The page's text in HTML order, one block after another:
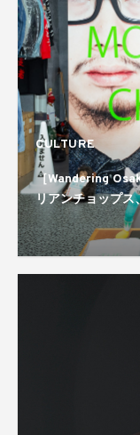
CULTURE
［Wandering
リアンチョップス